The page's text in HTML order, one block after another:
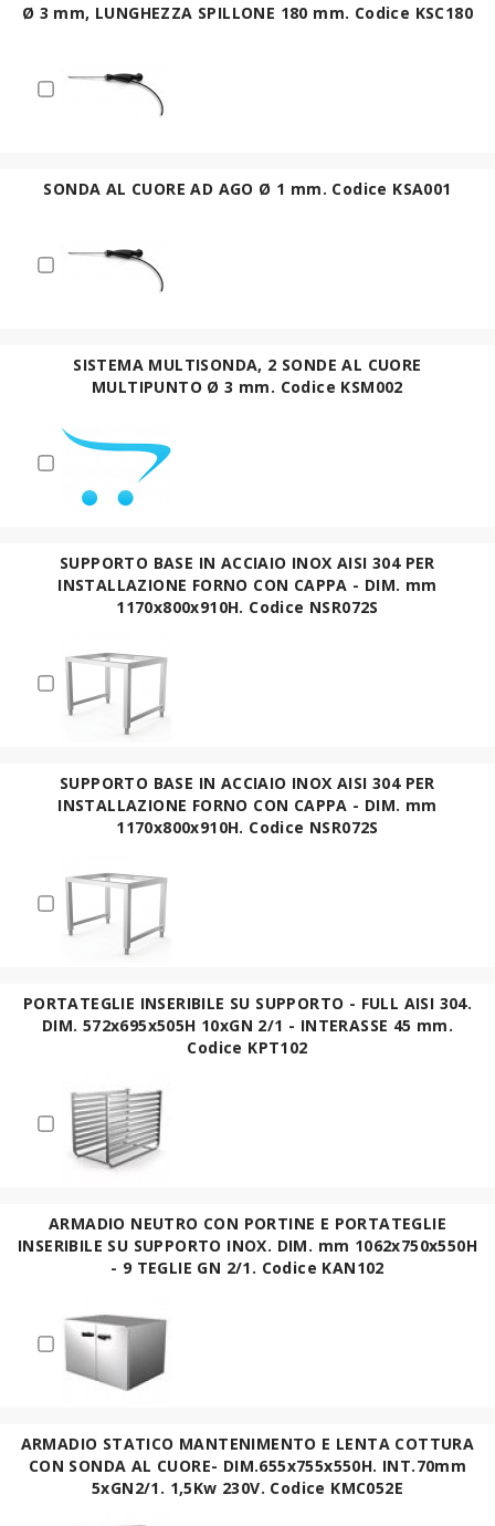
Ø 3 mm, LUNGHEZZA SPILLONE 180 mm. Codice KSC180
SONDA AL CUORE AD AGO Ø 1 mm. Codice KSA001
SISTEMA MULTISONDA, 2 SONDE AL CUORE
MULTIPUNTO Ø 3 mm. Codice KSM002
SUPPORTO BASE IN ACCIAIO INOX AISI 304 PER
INSTALLAZIONE FORNO CON CAPPA - DIM. mm
1170x800x910H. Codice NSR072S
SUPPORTO BASE IN ACCIAIO INOX AISI 304 PER
INSTALLAZIONE FORNO CON CAPPA - DIM. mm
1170x800x910H. Codice NSR072S
PORTATEGLIE INSERIBILE SU SUPPORTO - FULL AISI 304.
DIM. 572x695x505H 10xGN 2/1 - INTERASSE 45 mm.
Codice KPT102
ARMADIO NEUTRO CON PORTINE E PORTATEGLIE
INSERIBILE SU SUPPORTO INOX. DIM. mm 1062x750x550H
- 9 TEGLIE GN 2/1. Codice KAN102
ARMADIO STATICO MANTENIMENTO E LENTA COTTURA
CON SONDA AL CUORE- DIM.655x755x550H. INT.70mm
5xGN2/1. 1,5Kw 230V. Codice KMC052E